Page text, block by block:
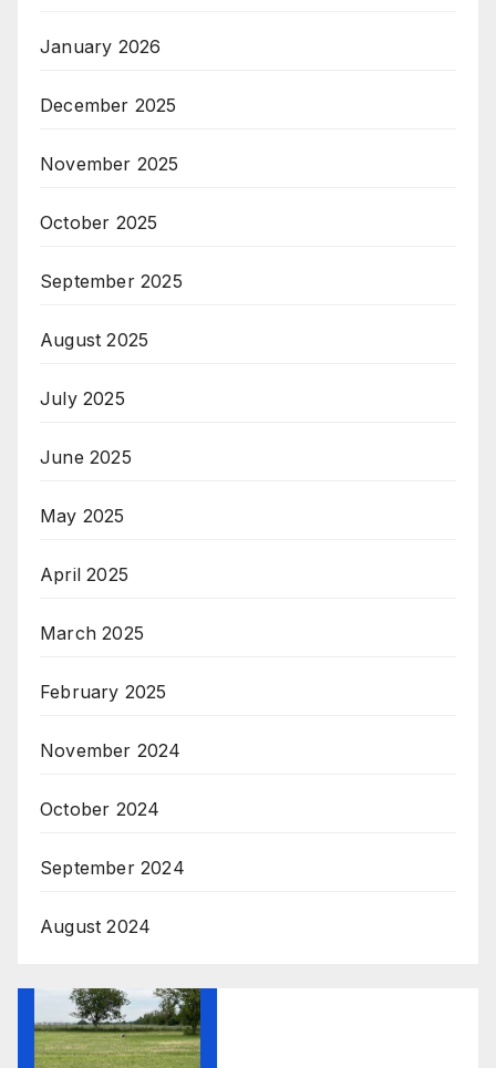
January 2026
December 2025
November 2025
October 2025
September 2025
August 2025
July 2025
June 2025
May 2025
April 2025
March 2025
February 2025
November 2024
October 2024
September 2024
August 2024